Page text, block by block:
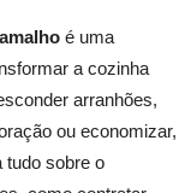
é uma
a cozinha
arranhões,
ou economizar,
tudo sobre o